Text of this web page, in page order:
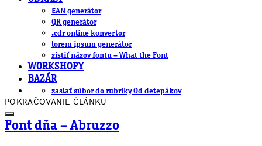
EAN generátor
QR generátor
.cdr online konvertor
lorem ipsum generátor
zistiť názov fontu – What the Font
WORKSHOPY
BAZÁR
zaslať súbor do rubriky Od detepákov
POKRAČOVANIE ČLÁNKU
Font dňa – Abruzzo